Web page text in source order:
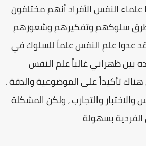
علماء النفس الأفراد أنهم مختلفون
سلوكهم وتفكيرهم وشعورهم
عدوا علم النفس علماً للسلوك في
بين ظهراني غالباً علم النفس
تأكيداً على الموضوعية والدقة .
والتجارب ، ولكن المشكلة
بسهولة